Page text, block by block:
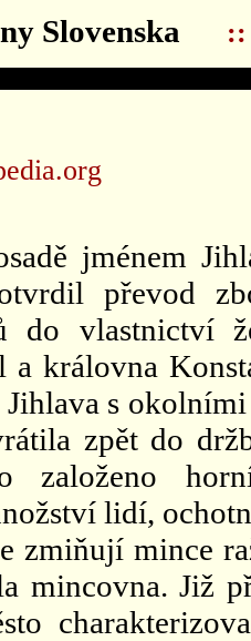
Slovenska ::
jménem
převod
do vlastnictví
a královna
s
zpět do
založeno
lidí,
zmiňují mince
mincovna. Již